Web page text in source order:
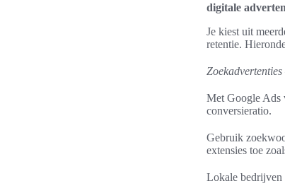
digitale
Je kiest uit
retentie.
Met Google Ads
conversieratio.
Gebruik
extensies toe
Lokale bedrijven